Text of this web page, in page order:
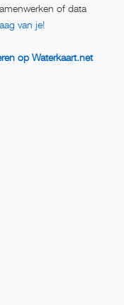
of data
van je!
op Waterkaart.net